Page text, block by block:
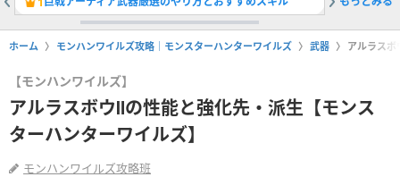
ホーム モンハンワイルズ攻略｜モンスターハンターワイルズ 武器 アルラス
【モンハンワイルズ】
アルラスボウⅡの性能と強化先・派生【モンス
ターハンターワイルズ】
モンハンワイルズ攻略班